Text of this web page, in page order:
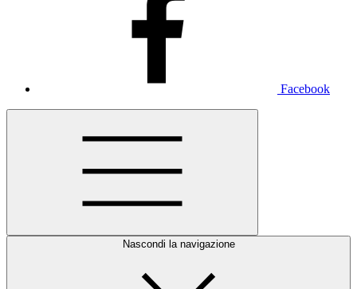
Facebook
Nascondi la navigazione